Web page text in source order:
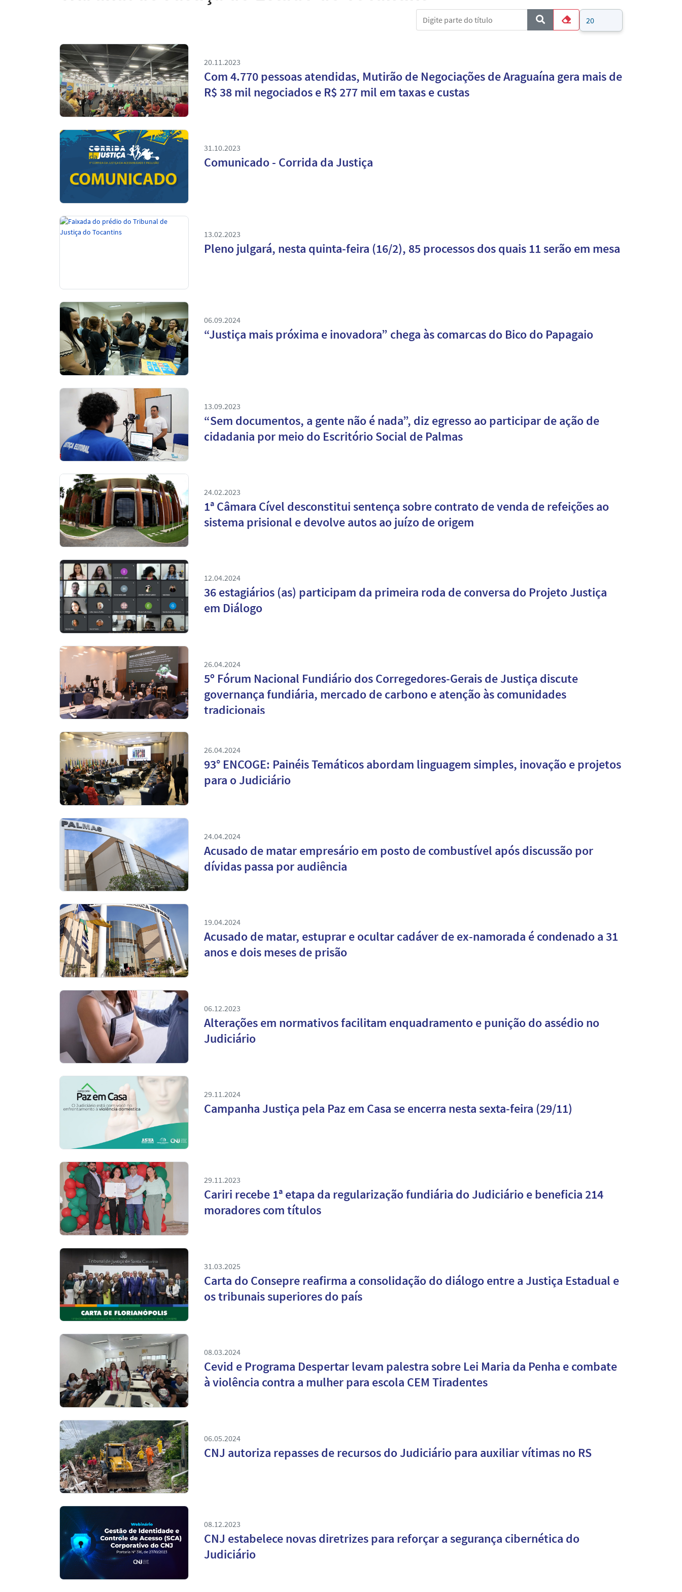
Digite parte do título
COM_CONTENT_FORM_FILTER_SUBMIT
Limpar
Mostrar #
20.11.2023
Com 4.770 pessoas atendidas, Mutirão de Negociações de Araguaína gera mais de
R$ 38 mil negociados e R$ 277 mil em taxas e custas
31.10.2023
Comunicado - Corrida da Justiça
13.02.2023
Pleno julgará, nesta quinta-feira (16/2), 85 processos dos quais 11 serão em mesa
06.09.2024
“Justiça mais próxima e inovadora” chega às comarcas do Bico do Papagaio
13.09.2023
“Sem documentos, a gente não é nada”, diz egresso ao participar de ação de
cidadania por meio do Escritório Social de Palmas
24.02.2023
1ª Câmara Cível desconstitui sentença sobre contrato de venda de refeições ao
sistema prisional e devolve autos ao juízo de origem
12.04.2024
36 estagiários (as) participam da primeira roda de conversa do Projeto Justiça
em Diálogo
26.04.2024
5º Fórum Nacional Fundiário dos Corregedores-Gerais de Justiça discute
governança fundiária, mercado de carbono e atenção às comunidades
tradicionais
26.04.2024
93° ENCOGE: Painéis Temáticos abordam linguagem simples, inovação e projetos
para o Judiciário
24.04.2024
Acusado de matar empresário em posto de combustível após discussão por
dívidas passa por audiência
19.04.2024
Acusado de matar, estuprar e ocultar cadáver de ex-namorada é condenado a 31
anos e dois meses de prisão
06.12.2023
Alterações em normativos facilitam enquadramento e punição do assédio no
Judiciário
29.11.2024
Campanha Justiça pela Paz em Casa se encerra nesta sexta-feira (29/11)
29.11.2023
Cariri recebe 1ª etapa da regularização fundiária do Judiciário e beneficia 214
moradores com títulos
31.03.2025
Carta do Consepre reafirma a consolidação do diálogo entre a Justiça Estadual e
os tribunais superiores do país
08.03.2024
Cevid e Programa Despertar levam palestra sobre Lei Maria da Penha e combate
à violência contra a mulher para escola CEM Tiradentes
06.05.2024
CNJ autoriza repasses de recursos do Judiciário para auxiliar vítimas no RS
08.12.2023
CNJ estabelece novas diretrizes para reforçar a segurança cibernética do
Judiciário